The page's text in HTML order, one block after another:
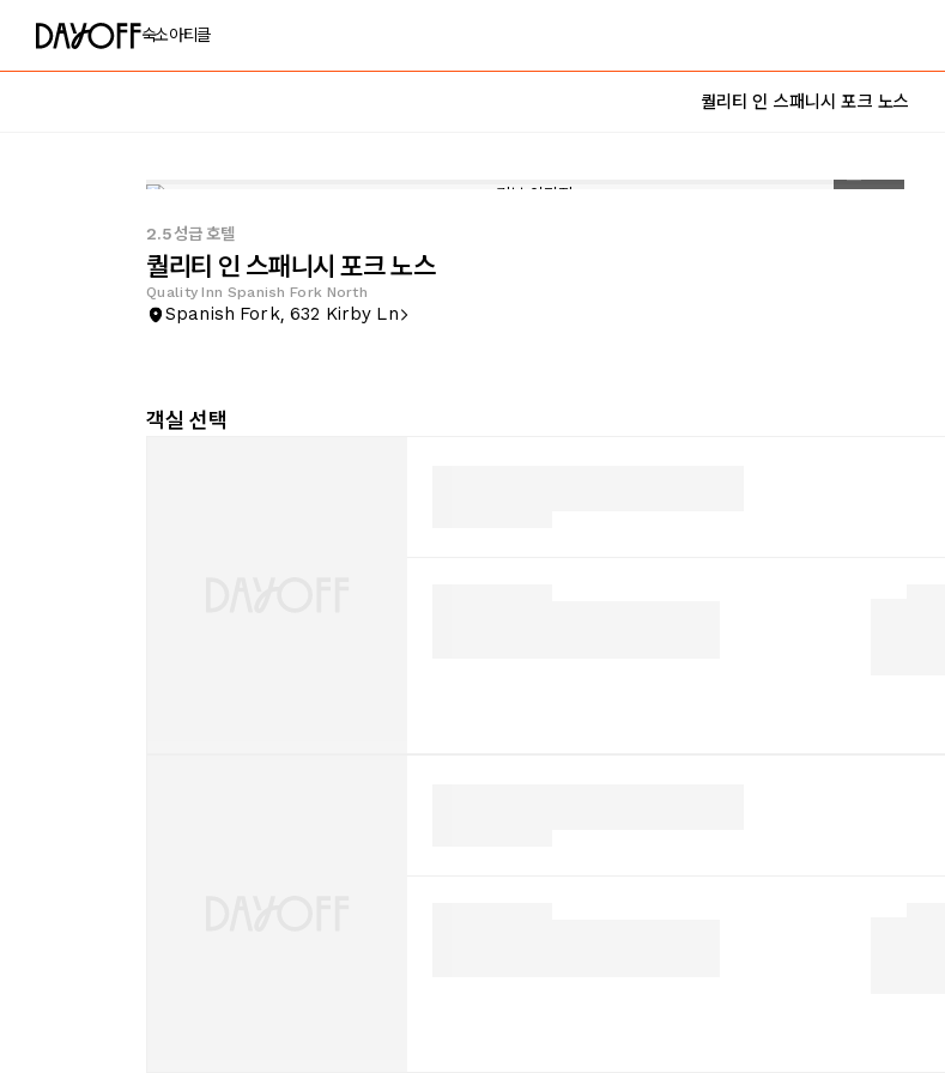
숙소아티클
퀄리티 인 스패니시 포크 노스
2.5성급 호텔
퀄리티 인 스패니시 포크 노스
Quality Inn Spanish Fork North
Spanish Fork, 632 Kirby Ln
객실 선택